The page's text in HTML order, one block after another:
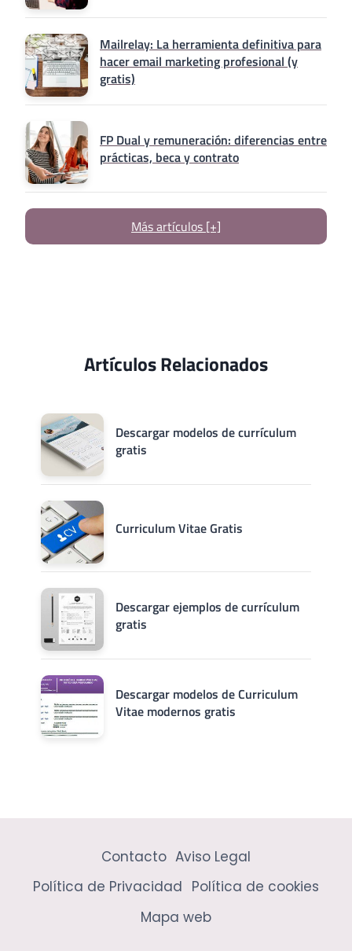
Mailrelay: La herramienta definitiva para
hacer email marketing profesional (y
gratis)
FP Dual y remuneración: diferencias entre
prácticas, beca y contrato
Más artículos [+]
Artículos Relacionados
Descargar modelos de currículum
gratis
Curriculum Vitae Gratis
Descargar ejemplos de currículum
gratis
Descargar modelos de Curriculum
Vitae modernos gratis
Contacto Aviso Legal
Política de Privacidad Política de cookies
Mapa web